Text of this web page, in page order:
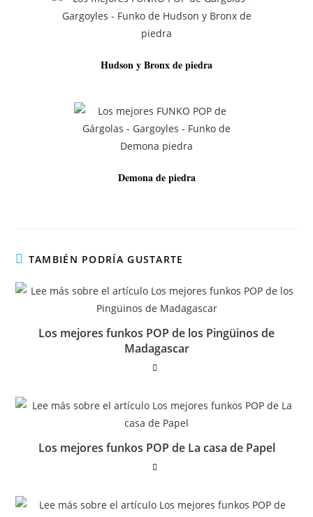
Hudson y Bronx de piedra
Demona de piedra
TAMBIÉN PODRÍA GUSTARTE
Los mejores funkos POP de los Pingüinos de
Madagascar
Los mejores funkos POP de La casa de Papel